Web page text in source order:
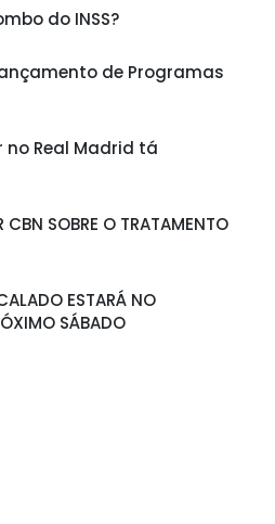
do INSS?
de Programas
Real Madrid tá
CBN SOBRE O TRATAMENTO
ESTARÁ NO
SÁBADO